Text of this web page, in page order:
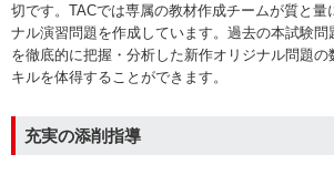
切です。TACでは専属の教材作成チームが質と量
ナル演習問題を作成しています。過去の本試験問
を徹底的に把握・分析した新作オリジナル問題の
キルを体得することができます。
充実の添削指導